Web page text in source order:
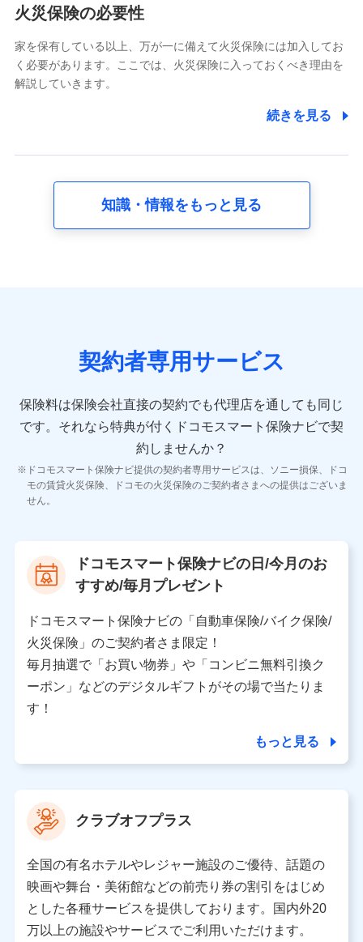
電話対応の品質向上およびお問合せ内容の正確な把握のため
6.採用応募者の個人情報
採用選考および入社手続を実施するため
8.取引先個人情報
取引先としての選定業務、営業情報の提供業務、契約締結手
10.受託業務の 個人情報
11.マイカー通勤管理クラウド並びに法人向けASPサー
ビスに関してのお問い合わせ情報
各種お問い合わせに対応するため
当社のサービスに関する情報提供や、皆様に有用なお知らせ
をお送りするため
当社の対応品質向上やお問い合わせ内容の正確な把握のため
個人情報保護管理者の職名、連絡先
〒103-0013 東京都中央区日本橋人形町2-14-10 アー
バンネット日本橋ビル 3F
株式会社ドコモ・インシュアランス
個人情報の第三者提供について
当社は利用目的の達成に必要な範囲内において個人情報
の取り扱いの全部または一部を委託する場合がありま
す。
個人データの共同利用
当社は株式会社NTTドコモとの間で、以下のとおり個
人データを共同利用します。
火災保険の必要性
家を保有している以上、万が一に備えて火災保険には加入してお
く必要があります。ここでは、火災保険に入っておくべき理由を
解説していきます。
続きを見る
知識・情報をもっと見る
契約者専用サービス
保険料は保険会社直接の契約でも代理店を通しても同じ
です。 それなら特典が付くドコモスマート保険ナビで契
約しませんか？
ドコモスマート保険ナビ提供の契約者専用サービスは、ソニー損保、ドコ
モの賃貸火災保険、ドコモの火災保険のご契約者さまへの提供はございま
せん。
ドコモスマート保険ナビの日/今月のお
すすめ/毎月プレゼント
ドコモスマート保険ナビの「自動車保険/バイク保険/
火災保険」のご契約者さま限定！
毎月抽選で「お買い物券」や「コンビニ無料引換ク
ーポン」などのデジタルギフトがその場で当たりま
す！
もっと見る
クラブオフプラス
全国の有名ホテルやレジャー施設のご優待、話題の
映画や舞台・美術館などの前売り券の割引をはじめ
とした各種サービスを提供しております。国内外20
万以上の施設やサービスでご利用いただけます。